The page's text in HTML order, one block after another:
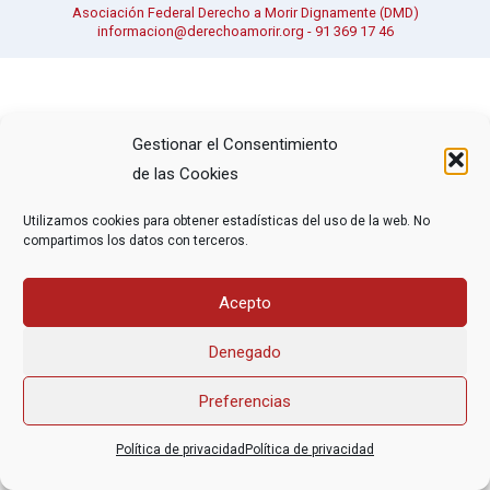
Gestionar el Consentimiento
de las Cookies
Utilizamos cookies para obtener estadísticas del uso de la web. No
compartimos los datos con terceros.
Acepto
Denegado
Preferencias
Política de privacidad Política de privacidad
Asociación Federal Derecho a Morir Dignamente (DMD)
informacion@derechoamorir.org - 91 369 17 46